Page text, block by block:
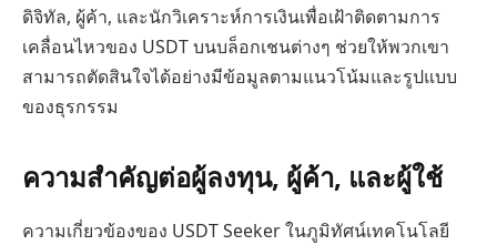
ดิจิทัล, ผู้ค้า, และนักวิเคราะห์การเงินเพื่อเฝ้าติดตามการ
เคลื่อนไหวของ USDT บนบล็อกเชนต่างๆ ช่วยให้พวกเขา
สามารถตัดสินใจได้อย่างมีข้อมูลตามแนวโน้มและรูปแบบ
ของธุรกรรม
ความสำคัญต่อผู้ลงทุน, ผู้ค้า, และผู้ใช้
ความเกี่ยวข้องของ USDT Seeker ในภูมิทัศน์เทคโนโลยี